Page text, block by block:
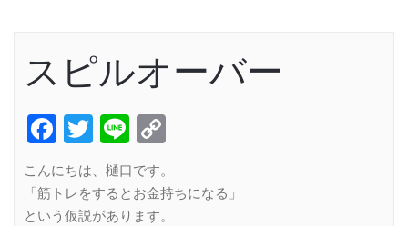
スピルオーバー
Facebook
Twitter
Line
こんにちは、樋口です。
「筋トレをするとお金持ちになる」
という仮説があります。